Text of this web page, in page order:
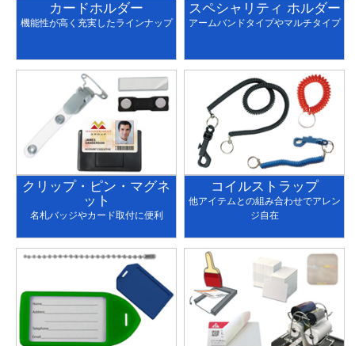
カードホルダー
機能性が高く充実したラインナップ
スペシャリティ ホルダー
アームバンドタイプやマルチタイプ
クリップ・ピン・マグネ
ット
名札バッジやカード取付に便利
コイルストラップ
他アイテムとの組み合わせでアレン
ジ自在